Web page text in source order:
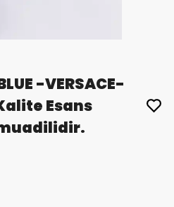
-VERSACE-
Esans